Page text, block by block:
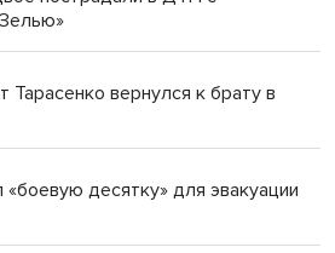
Тарасенко вернулся к брату в
десятку» для эвакуации